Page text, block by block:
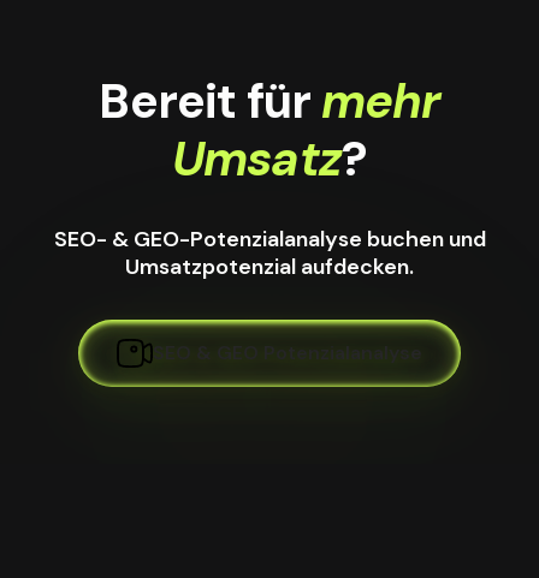
Bereit fürmehr
Umsatz?
SEO- & GEO-Potenzialanalyse buchen und
Umsatzpotenzial aufdecken.
SEO & GEO Potenzialanalyse